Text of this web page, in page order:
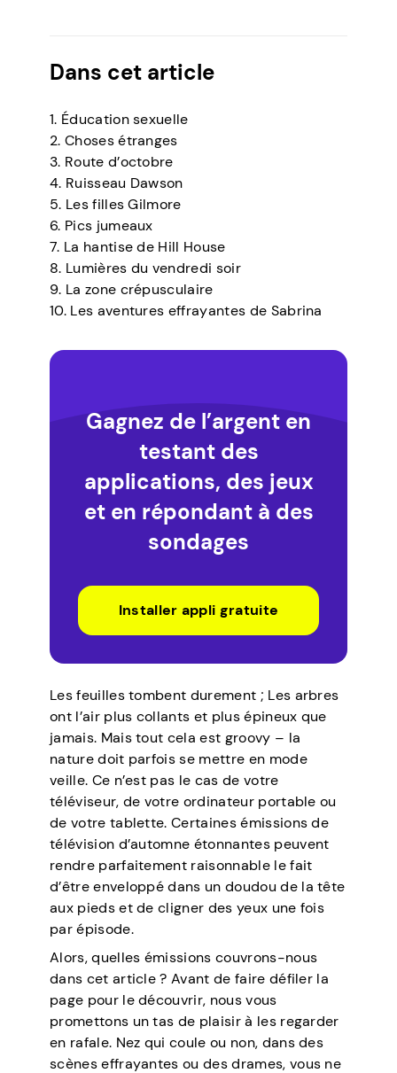
Dans cet article
1. Éducation sexuelle
2. Choses étranges
3. Route d’octobre
4. Ruisseau Dawson
5. Les filles Gilmore
6. Pics jumeaux
7. La hantise de Hill House
8. Lumières du vendredi soir
9. La zone crépusculaire
10. Les aventures effrayantes de Sabrina
Gagnez de l’argent en
testant des
applications, des jeux
et en répondant à des
sondages
Installer appli gratuite
Les feuilles tombent durement ; Les arbres
ont l’air plus collants et plus épineux que
jamais. Mais tout cela est groovy – la
nature doit parfois se mettre en mode
veille. Ce n’est pas le cas de votre
téléviseur, de votre ordinateur portable ou
de votre tablette. Certaines émissions de
télévision d’automne étonnantes peuvent
rendre parfaitement raisonnable le fait
d’être enveloppé dans un doudou de la tête
aux pieds et de cligner des yeux une fois
par épisode.
Alors, quelles émissions couvrons-nous
dans cet article ? Avant de faire défiler la
page pour le découvrir, nous vous
promettons un tas de plaisir à les regarder
en rafale. Nez qui coule ou non, dans des
scènes effrayantes ou des drames, vous ne